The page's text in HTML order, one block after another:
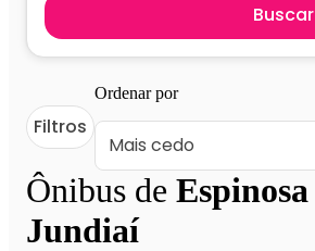
Buscar
Ônibus de Espinosa
Jundiaí
Filtros
Ordenar por